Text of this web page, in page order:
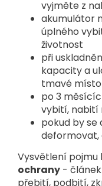
vyjměte z
akumulátor
úplného
životnost
při
kapacity a
tmavé místo
po 3
vybití, nabití
pokud by
deformovat,
Vysvětlení pojmu
ochrany -
přebití, podbití,